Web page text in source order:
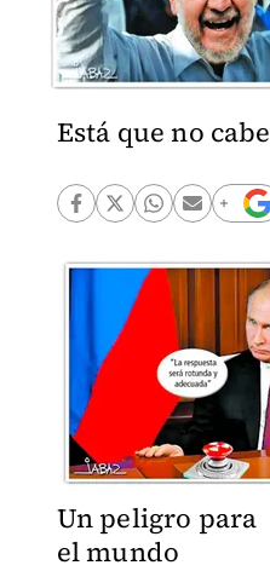
Está que no cabe
Un peligro para
el mundo